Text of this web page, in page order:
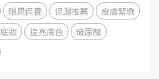
眼周保養 保濕推薦
皮膚緊緻
底妝 提亮膚色
玻尿酸